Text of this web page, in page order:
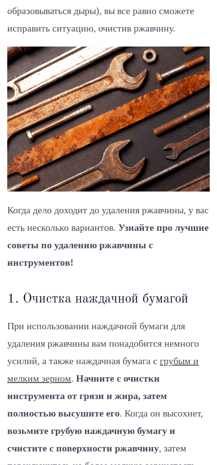
образовываться дыры), вы все равно сможете
исправить ситуацию, очистив ржавчину.
Когда дело доходит до удаления ржавчины, у вас
есть несколько вариантов. Узнайте про лучшие
советы по удалению ржавчины с
инструментов!
1. Очистка наждачной бумагой
При использовании наждачной бумаги для
удаления ржавчины вам понадобится немного
усилий, а также наждачная бумага с грубым и
мелким зерном. Начните с очистки
инструмента от грязи и жира, затем
полностью высушите его. Когда он высохнет,
возьмите грубую наждачную бумагу и
счистите с поверхности ржавчину, затем